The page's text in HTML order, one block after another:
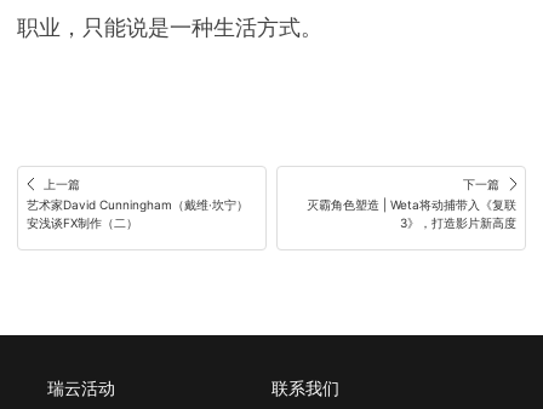
职业，只能说是一种生活方式。
上一篇
艺术家David Cunningham（戴维·坎宁）
安浅谈FX制作（二）
下一篇
灭霸角色塑造 | Weta将动捕带入《复联
3》，打造影片新高度
瑞云活动 联系我们